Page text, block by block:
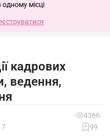
одному місці
кадрових
ведення,
4366
99